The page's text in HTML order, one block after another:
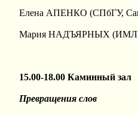
Елена АПЕНКО (СПбГУ,
Мария НАДЪЯРНЫХ (ИМЛИ,
15.00-18.00 Каминный зал
Превращения слов